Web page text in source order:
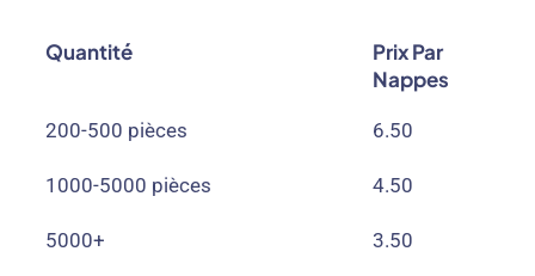
Quantité
Prix ​​par
Nappes
200-500 pièces 6.50
1000-5000 pièces 4.50
5000+ 3.50